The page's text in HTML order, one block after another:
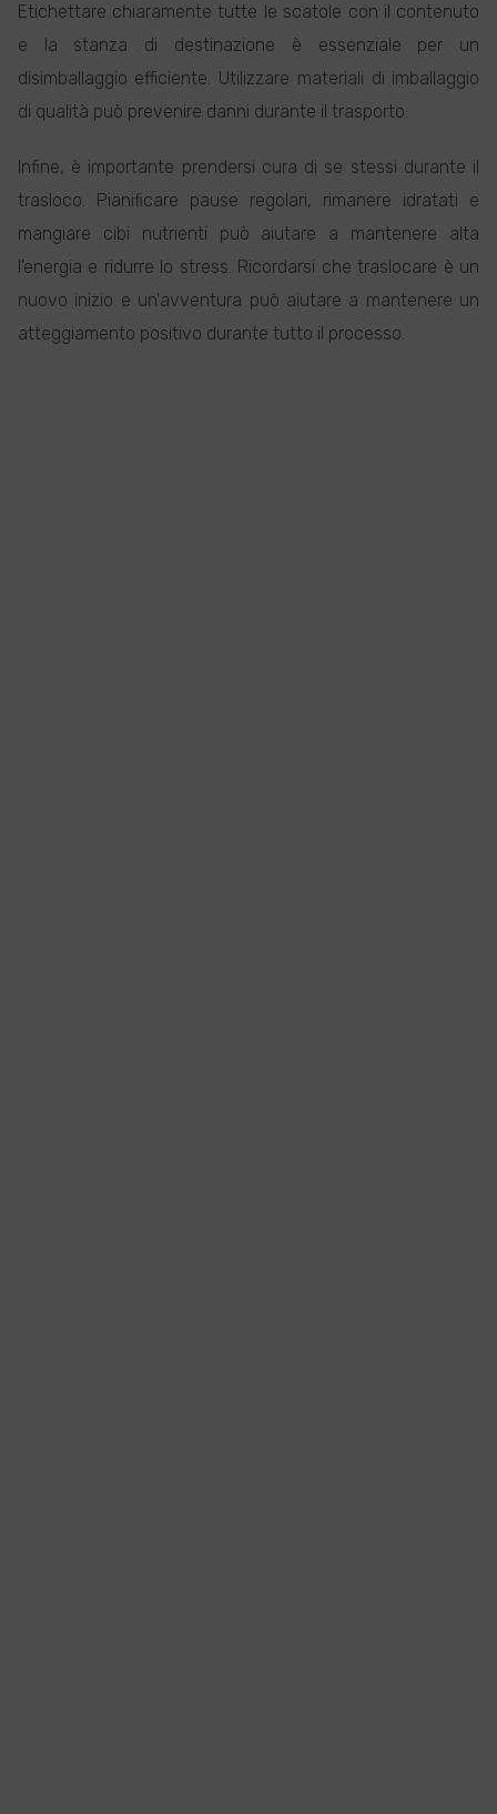
Etichettare chiaramente tutte le scatole con il contenuto
e la stanza di destinazione è essenziale per un
disimballaggio efficiente. Utilizzare materiali di imballaggio
di qualità può prevenire danni durante il trasporto.
Infine, è importante prendersi cura di se stessi durante il
trasloco. Pianificare pause regolari, rimanere idratati e
mangiare cibi nutrienti può aiutare a mantenere alta
l'energia e ridurre lo stress. Ricordarsi che traslocare è un
nuovo inizio e un'avventura può aiutare a mantenere un
atteggiamento positivo durante tutto il processo.